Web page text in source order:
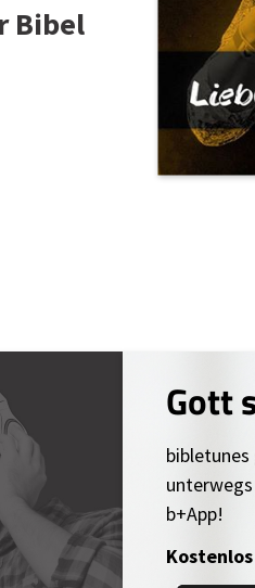
Bibel
Gott
bibletunes
b+App!